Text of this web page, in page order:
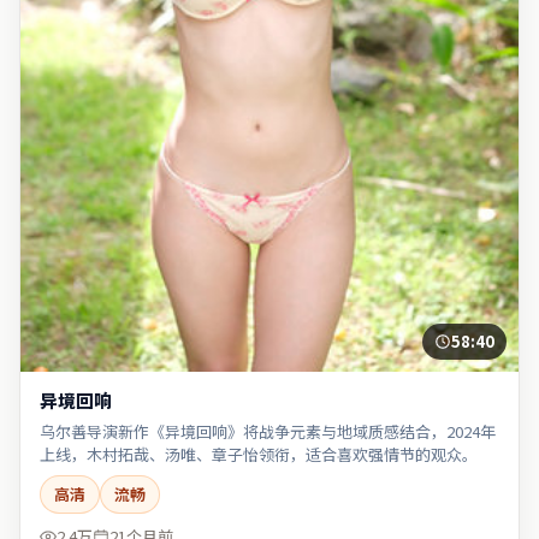
58:40
异境回响
乌尔善导演新作《异境回响》将战争元素与地域质感结合，2024年
上线，木村拓哉、汤唯、章子怡领衔，适合喜欢强情节的观众。
高清
流畅